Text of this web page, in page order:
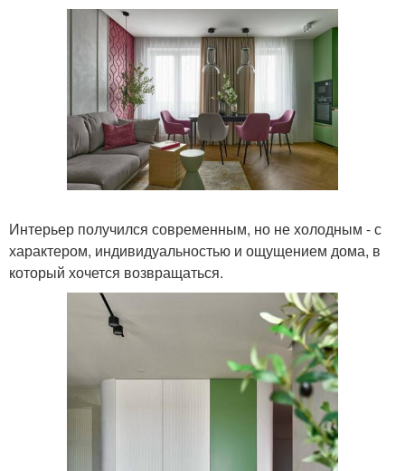
Интерьер получился современным, но не холодным - с
характером, индивидуальностью и ощущением дома, в
который хочется возвращаться.